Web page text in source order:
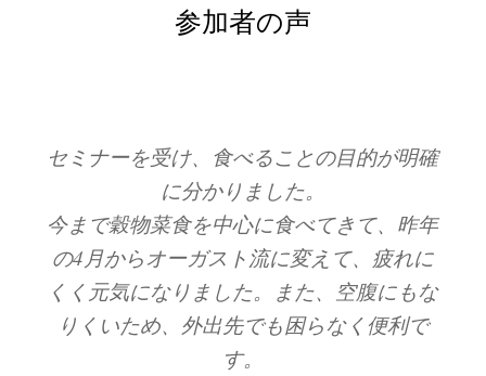
参加者の声
偏りのなぃオーガストさんのお話は、信頼
でき、実践もしやすい生きた情報だと思い
ます。それは、きちんと栄養学を学ばれた
上で、ご自身の長年に及ぶ調査や研究があ
ったからこそなのだと思います。
サプリメントやその他の補助食品を摂るこ
とに抵抗のあった私が、ベジパワープラ